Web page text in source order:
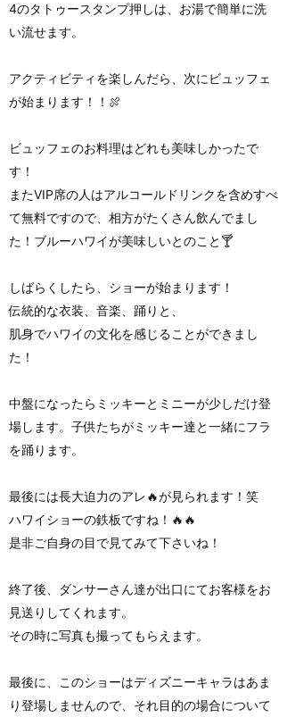
4のタトゥースタンプ押しは、お湯で簡単に洗
い流せます。
アクティビティを楽しんだら、次にビュッフェ
が始まります！！🍖
ビュッフェのお料理はどれも美味しかったで
す！
またVIP席の人はアルコールドリンクを含めすべ
て無料ですので、相方がたくさん飲んでまし
た！ブルーハワイが美味しいとのこと🍸
しばらくしたら、ショーが始まります！
伝統的な衣装、音楽、踊りと、
肌身でハワイの文化を感じることができまし
た！
中盤になったらミッキーとミニーが少しだけ登
場します。子供たちがミッキー達と一緒にフラ
を踊ります。
最後には長大迫力のアレ🔥が見られます！笑
ハワイショーの鉄板ですね！🔥🔥
是非ご自身の目で見てみて下さいね！
終了後、ダンサーさん達が出口にてお客様をお
見送りしてくれます。
その時に写真も撮ってもらえます。
最後に、このショーはディズニーキャラはあま
り登場しませんので、それ目的の場合について